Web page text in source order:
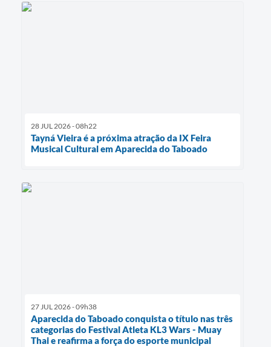
28 JUL 2026 - 08h22
Tayná Vieira é a próxima atração da IX Feira
Musical Cultural em Aparecida do Taboado
27 JUL 2026 - 09h38
Aparecida do Taboado conquista o título nas três
categorias do Festival Atleta KL3 Wars - Muay
Thai e reafirma a força do esporte municipal